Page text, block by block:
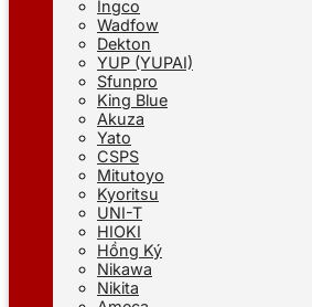
Ingco
Wadfow
Dekton
YUP (YUPAI)
Sfunpro
King Blue
Akuza
Yato
CSPS
Mitutoyo
Kyoritsu
UNI-T
HIOKI
Hồng Ký
Nikawa
Nikita